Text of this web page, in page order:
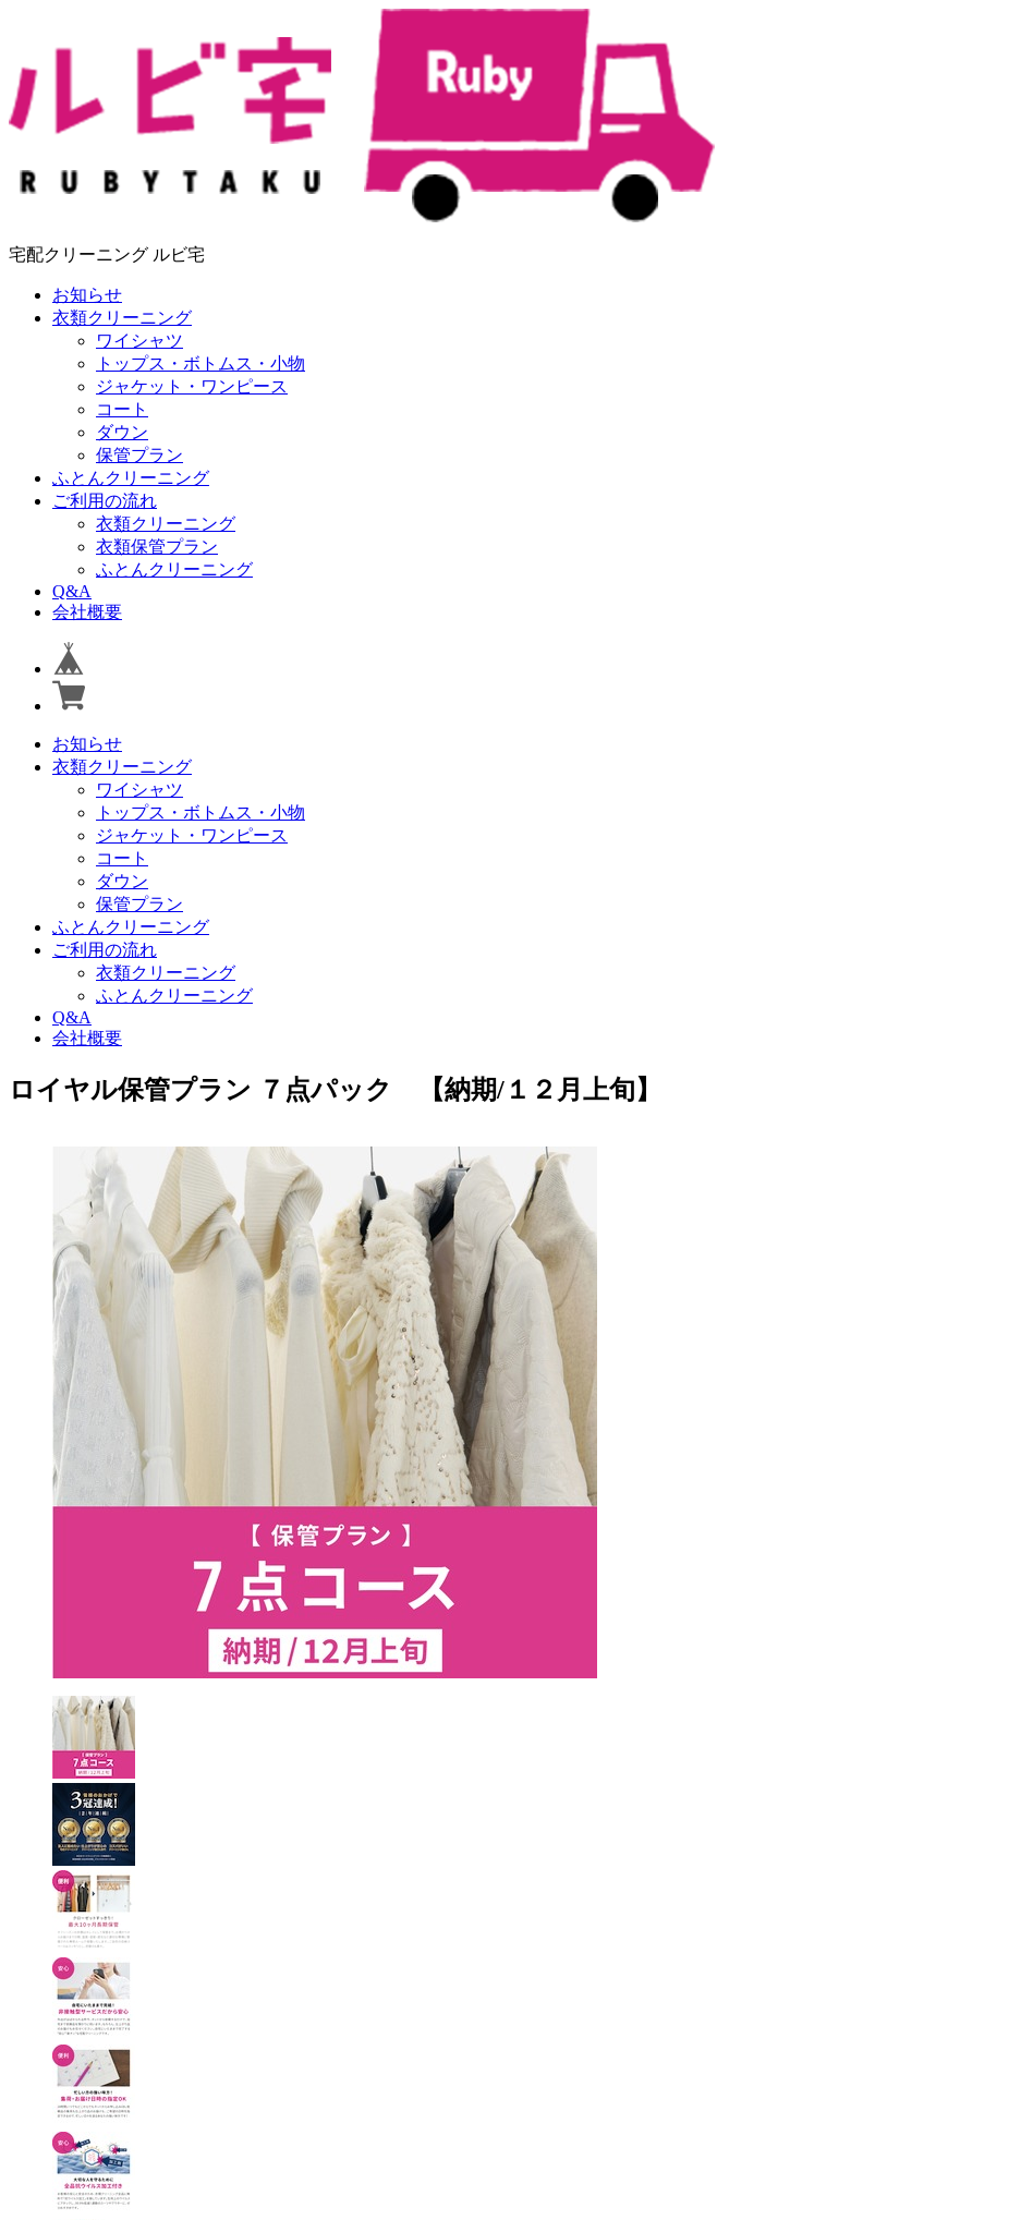
宅配クリーニング ルビ宅
お知らせ
衣類クリーニング
ワイシャツ
トップス・ボトムス・小物
ジャケット・ワンピース
コート
ダウン
保管プラン
ふとんクリーニング
ご利用の流れ
衣類クリーニング
衣類保管プラン
ふとんクリーニング
Q&A
会社概要
お知らせ
衣類クリーニング
ワイシャツ
トップス・ボトムス・小物
ジャケット・ワンピース
コート
ダウン
保管プラン
ふとんクリーニング
ご利用の流れ
衣類クリーニング
ふとんクリーニング
Q&A
会社概要
ロイヤル保管プラン ７点パック 【納期/１２月上旬】